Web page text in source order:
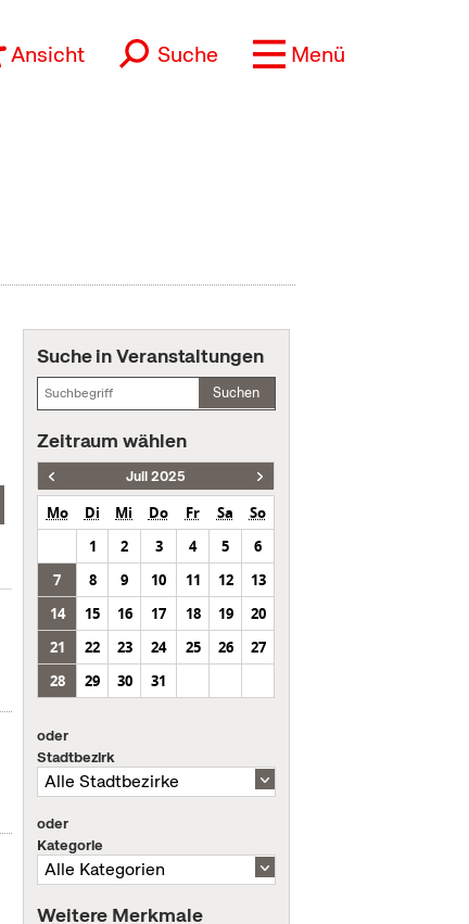
Ansicht Suche Menü
Suche in Veranstaltungen
Suchen
Zeitraum wählen
Juli 2025
Mo Di Mi Do Fr Sa
So
1
2 3 4 5
6
7
8 9 10 11 12
13
14
15 16 17 18 19
20
21
22 23 24 25 26
27
28
29 30 31
oder
Stadtbezirk
oder
Kategorie
Weitere Merkmale